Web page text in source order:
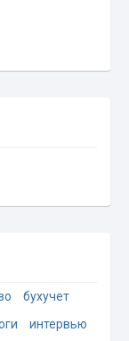
бухучет
интервью